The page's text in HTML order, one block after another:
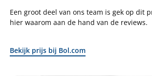
Een groot deel van ons team is gek op dit
hier waarom aan de hand van de reviews.
Bekijk prijs bij Bol.com